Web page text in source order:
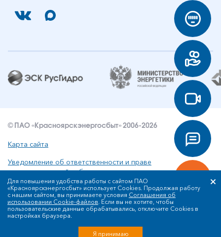
© ПАО «Красноярскэнергосбыт» 2006-2026
Карта сайта
Уведомление об ответственности и праве
интеллектуальной собственности
Политика ПАО «Красноярскэнергосбыт» в отношении
обработки персональных данных
Для повышения удобства работы с сайтом ПАО
«Красноярскэнергосбыт» использует Cookies. Продолжая работу
с нашим сайтом, вы принимаете условия Соглашения об
использовании Cookie-файлов. Если вы не хотите, чтобы
пользовательские данные обрабатывались, отключите Cookies в
настройках браузера.
Я принимаю